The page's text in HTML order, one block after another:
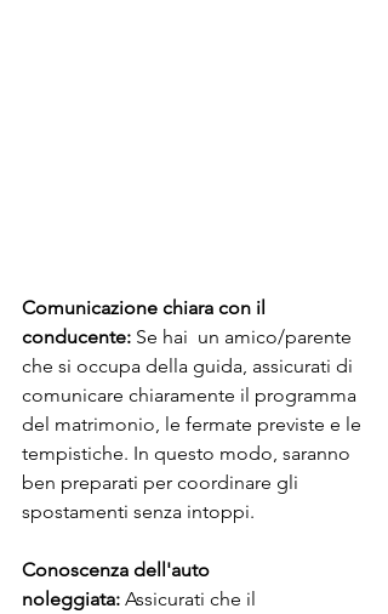
Comunicazione chiara con il
conducente: Se hai  un amico/parente
che si occupa della guida, assicurati di
comunicare chiaramente il programma
del matrimonio, le fermate previste e le
tempistiche. In questo modo, saranno
ben preparati per coordinare gli
spostamenti senza intoppi.
Conoscenza dell'auto
noleggiata: Assicurati che il